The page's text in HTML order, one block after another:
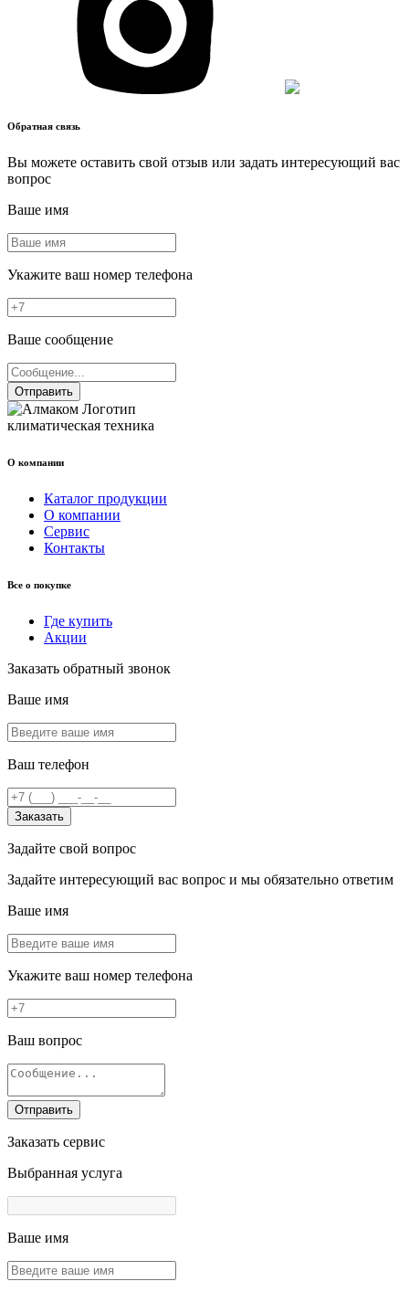
Обратная связь
Вы можете оставить свой отзыв или задать интересующий вас
вопрос
Ваше имя
Укажите ваш номер телефона
Ваше сообщение
Отправить
климатическая техника
О компании
Каталог продукции
О компании
Сервис
Контакты
Все о покупке
Где купить
Акции
Заказать обратный звонок
Ваше имя
Ваш телефон
Заказать
Задайте свой вопрос
Задайте интересующий вас вопрос и мы обязательно ответим
Ваше имя
Укажите ваш номер телефона
Ваш вопрос
Отправить
Заказать сервис
Выбранная услуга
Ваше имя